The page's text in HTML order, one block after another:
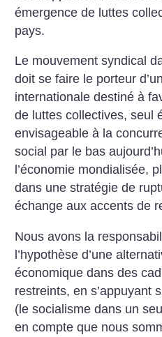
émergence de luttes
pays.
Le mouvement syndical
doit se faire le porteur
internationale destiné à
de luttes collectives, seul
envisageable à la
social par le bas
l’économie mondialisée,
dans une stratégie de
échange aux accents de
Nous avons la
l’hypothèse d’une
économique dans des
restreints, en s’appuyant
(le socialisme dans un
en compte que nous